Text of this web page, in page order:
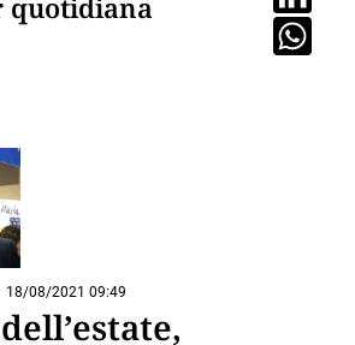
18/08/2021 09:49